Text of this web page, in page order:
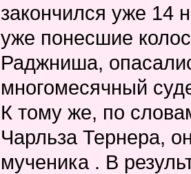
закончился уже 14
уже понесшие
Раджниша,
многомесячный
К тому же, по
Чарльза Тернера,
мученика . В